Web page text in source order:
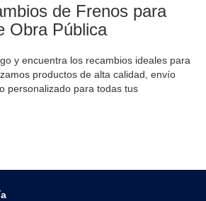
de Frenos para
Obra Pública
y encuentra los recambios ideales para
productos de alta calidad, envío
personalizado para todas tus